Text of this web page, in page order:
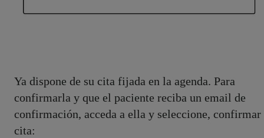
Ya dispone de su cita fijada en la agenda. Para
confirmarla y que el paciente reciba un email de
confirmación, acceda a ella y seleccione, confirmar
cita: